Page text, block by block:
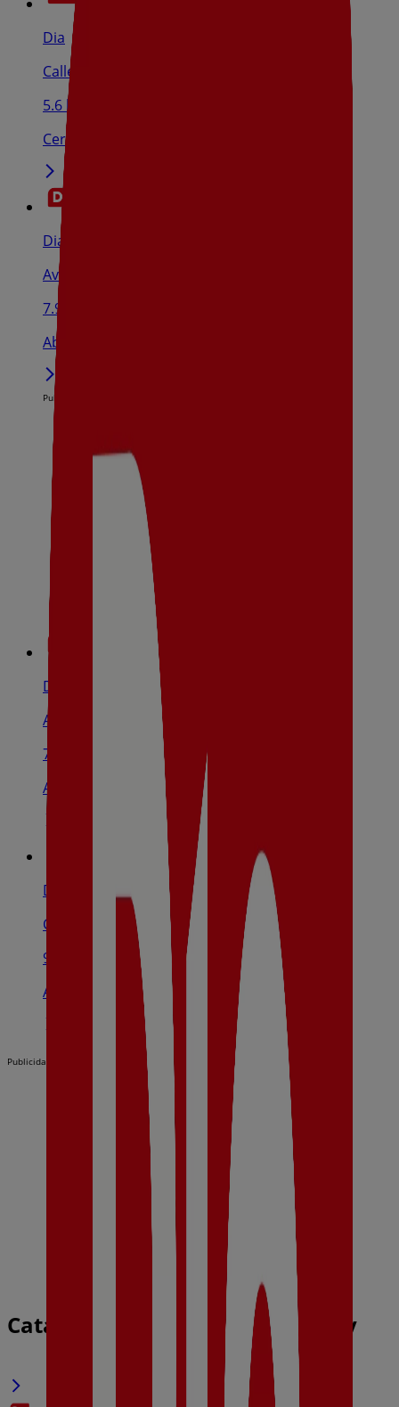
Dia
Calle Extremadura, 1, Mocejón
5.6 km
Cerrado
Dia
Avenida De Francia, S/N, Toledo
7.9 km
Abierto
Publicidad
Dia
Avenida De Irlanda, S/N, Toledo
7.9 km
Abierto
Dia
Calle Panamá, 4, Toledo
9.2 km
Abierto
Publicidad
Catálogos de Dia en Olías del Rey